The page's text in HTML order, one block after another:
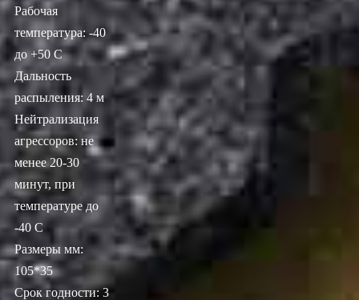
Рабочая
температура: -40
до +50 С
Дальность
распыления: 4 м
Нейтрализация
агрессоров: не
менее 20-30
минут, при
температуре до
-40 С
Размеры мм:
105*35
Срок годности: 3